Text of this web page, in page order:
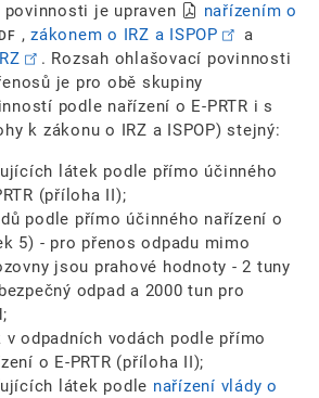
je upraven
nařízením o
, zákonem o IRZ a ISPOP
a
. Rozsah ohlašovací povinnosti
je pro obě skupiny
podle nařízení o E-PRTR i s
k zákonu o IRZ a ISPOP) stejný:
látek podle přímo účinného
(příloha II);
podle přímo účinného nařízení o
5) - pro přenos odpadu mimo
jsou prahové hodnoty - 2 tuny
odpad a 2000 tun pro
v odpadních vodách podle přímo
o E-PRTR (příloha II);
látek podle nařízení vlády o